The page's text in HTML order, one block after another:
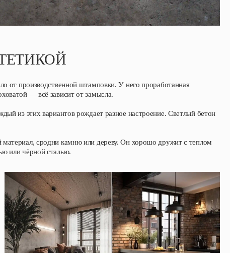
от производственной штамповки. У него проработанная
— всё зависит от замысла.
из этих вариантов рождает разное настроение. Светлый бетон
сродни камню или дереву. Он хорошо дружит с теплом
или чёрной сталью.